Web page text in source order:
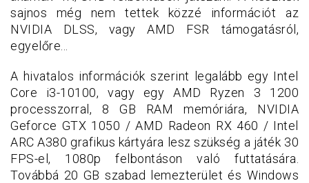
sajnos még nem tettek közzé információt az
NVIDIA DLSS, vagy AMD FSR támogatásról,
egyelőre...
A hivatalos információk szerint legalább egy Intel
Core i3-10100, vagy egy AMD Ryzen 3 1200
processzorral, 8 GB RAM memóriára, NVIDIA
Geforce GTX 1050 / AMD Radeon RX 460 / Intel
ARC A380 grafikus kártyára lesz szükség a játék 30
FPS-el, 1080p felbontáson való futtatására.
Továbbá 20 GB szabad lemezterület és Windows